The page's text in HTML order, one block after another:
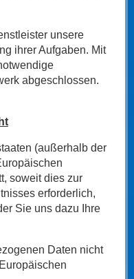
unsere
ihrer Aufgaben. Mit
abgeschlossen.
(außerhalb der
soweit dies zur
erforderlich,
Sie uns dazu Ihre
Daten nicht